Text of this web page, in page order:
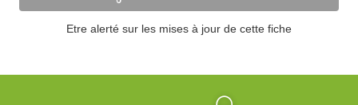
Etre alerté sur les mises à jour de cette fiche